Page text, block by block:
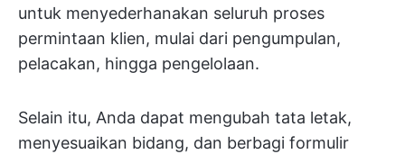
untuk menyederhanakan seluruh proses
permintaan klien, mulai dari pengumpulan,
pelacakan, hingga pengelolaan.
Selain itu, Anda dapat mengubah tata letak,
menyesuaikan bidang, dan berbagi formulir